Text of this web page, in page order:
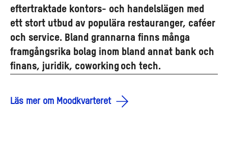
eftertraktade kontors- och handelslägen med
ett stort utbud av populära restauranger, caféer
och service. Bland grannarna finns många
framgångsrika bolag inom bland annat bank och
finans, juridik, coworking och tech.
Läs mer om Moodkvarteret